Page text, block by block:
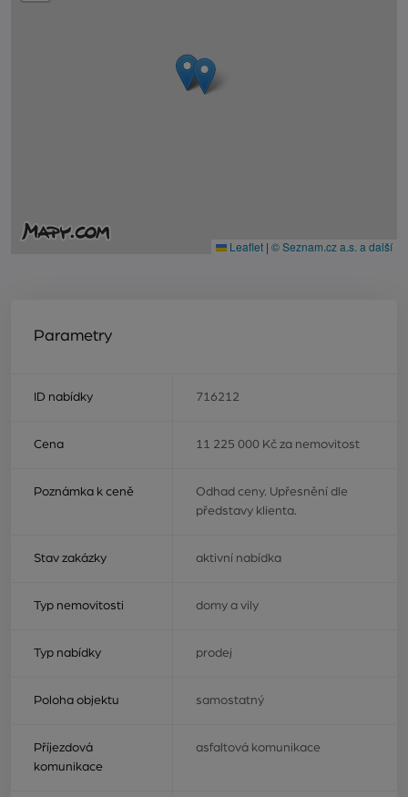
Leaflet | © Seznam.cz a.s. a další
Parametry
ID nabídky 716212
Cena 11 225 000 Kč za nemovitost
Poznámka k ceně
Odhad ceny. Upřesnění dle
představy klienta.
Stav zakázky aktivní nabídka
Typ nemovitosti domy a vily
Typ nabídky prodej
Poloha objektu samostatný
Příjezdová
komunikace
asfaltová komunikace